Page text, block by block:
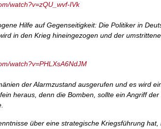
watch?v=zQU_wvf-IVk
Hilfe auf Gegenseitigkeit: Die Politiker in
in den Krieg hineingezogen und der
watch?v=PHLXsA6NdJM
der Alarmzustand ausgerufen und es wird
heraus, denn die Bomben, sollte ein Angriff
über eine strategische Kriegsführung